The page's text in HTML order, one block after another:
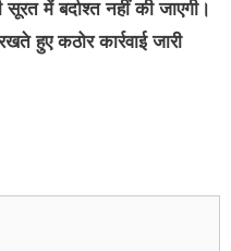
में बर्दाश्त नहीं की जाएगी।
हुए कठोर कार्रवाई जारी